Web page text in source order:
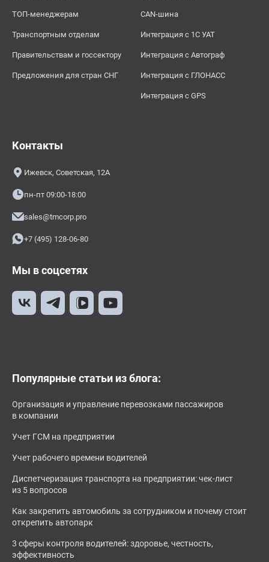
ТОП-менеджерам
Транспортным отделам
Правительствам и госсектору
Предложения для стран СНГ
CAN-шина
Интеграция с 1С УАТ
Интеграция с Автограф
Интеграция с ГЛОНАСС
Интеграция с GPS
Контакты
Ижевск, Советская, 12А
пн-пт 09:00-18:00
sales@tmcorp.pro
+7 (495) 128-06-80
Мы в соцсетях
Популярные статьи из блога:
Организация и управление перевозками пассажиров
в компании
Учет ГСМ на предприятии
Учет рабочего времени водителей
Диспетчеризация транспорта на предприятии: чек-лист
из 5 вопросов
Как закрепить автомобиль за сотрудником и почему стоит
открепить автопарк
3 сферы контроля водителей: здоровье, честность,
эффективность